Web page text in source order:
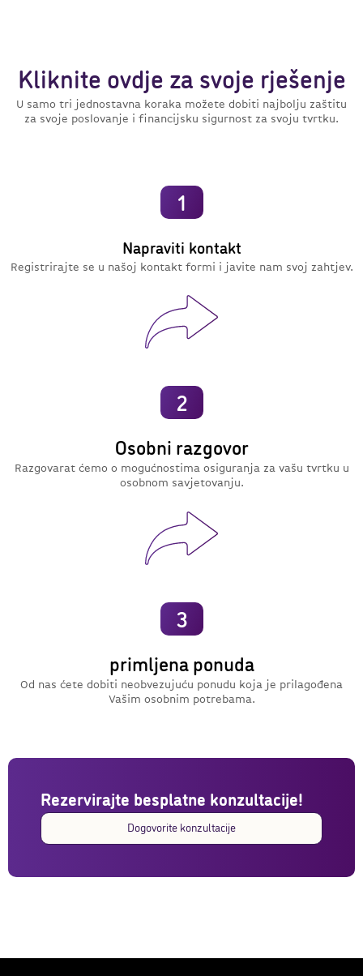
Kliknite ovdje za svoje rješenje
U samo tri jednostavna koraka možete dobiti najbolju zaštitu
za svoje poslovanje i financijsku sigurnost za svoju tvrtku.
1
Napraviti kontakt
Registrirajte se u našoj kontakt formi i javite nam svoj zahtjev.
2
Osobni razgovor
Razgovarat ćemo o mogućnostima osiguranja za vašu tvrtku u
osobnom savjetovanju.
3
primljena ponuda
Od nas ćete dobiti neobvezujuću ponudu koja je prilagođena
Vašim osobnim potrebama.
Rezervirajte besplatne konzultacije!
Dogovorite konzultacije